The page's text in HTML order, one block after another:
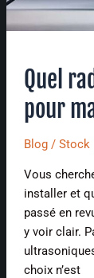
Quel
pour
Blog/ Stock
Vous
installer et
passé en
y voir clair.
choix n’est
sans
stress